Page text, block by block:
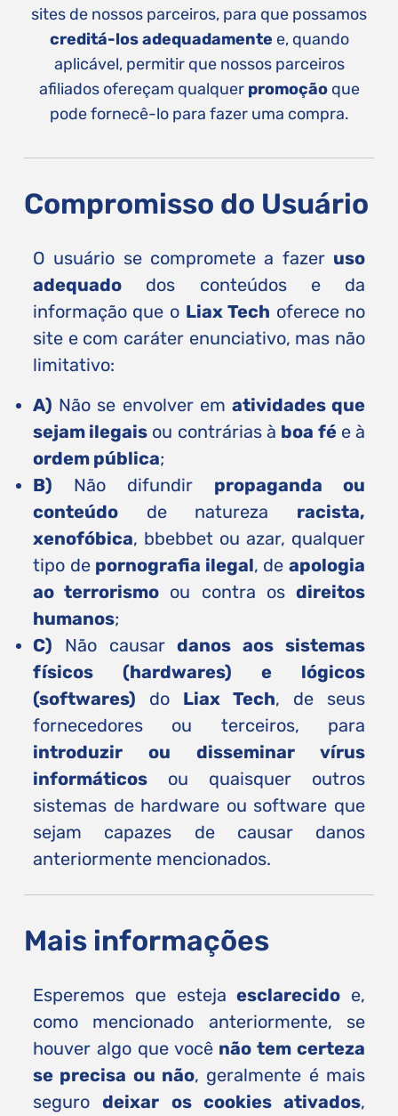
sites de nossos parceiros, para que possamos
creditá-los adequadamente e, quando
aplicável, permitir que nossos parceiros
afiliados ofereçam qualquer promoçãoque
pode fornecê-lo para fazer uma compra.
Compromisso do Usuário
O usuário se compromete a fazer uso
adequadodos conteúdos e da
informação que o Liax Tech oferece no
site e com caráter enunciativo, mas não
limitativo:
A) Não se envolver em atividades que
sejam ilegais ou contrárias à boa fée à
ordem pública;
B) Não difundir propaganda ou
conteúdode natureza racista,
xenofóbica, bbebbet ou azar, qualquer
tipo de pornografia ilegal, deapologia
ao terrorismo ou contra osdireitos
humanos;
C) Não causardanos aos sistemas
físicos (hardwares) e lógicos
(softwares) do Liax Tech, de seus
fornecedores ou terceiros, para
introduzir ou disseminar vírus
informáticosou quaisquer outros
sistemas de hardware ou software que
sejam capazes de causar danos
anteriormente mencionados.
Mais informações
Esperemos que estejaesclarecido e,
como mencionado anteriormente, se
houver algo que você não tem certeza
se precisa ou não, geralmente é mais
segurodeixar os cookies ativados,